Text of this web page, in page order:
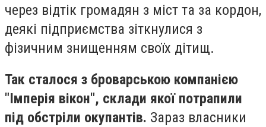
через відтік громадян з міст та за кордон,
деякі підприємства зіткнулися з
фізичним знищенням своїх дітищ.
Так сталося з броварською компанією
"Імперія вікон", склади якої потрапили
під обстріли окупантів. Зараз власники